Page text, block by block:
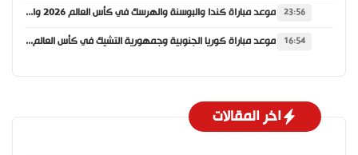
23:56 موعد مباراة كندا والبوسنة والهرسك في كأس العالم 2026 والقنوات الناقلة
16:54 موعد مباراة كوريا الجنوبية وجمهورية التشيك في كأس العالم 2026 والقنوات الناقلة
اخر المقالات